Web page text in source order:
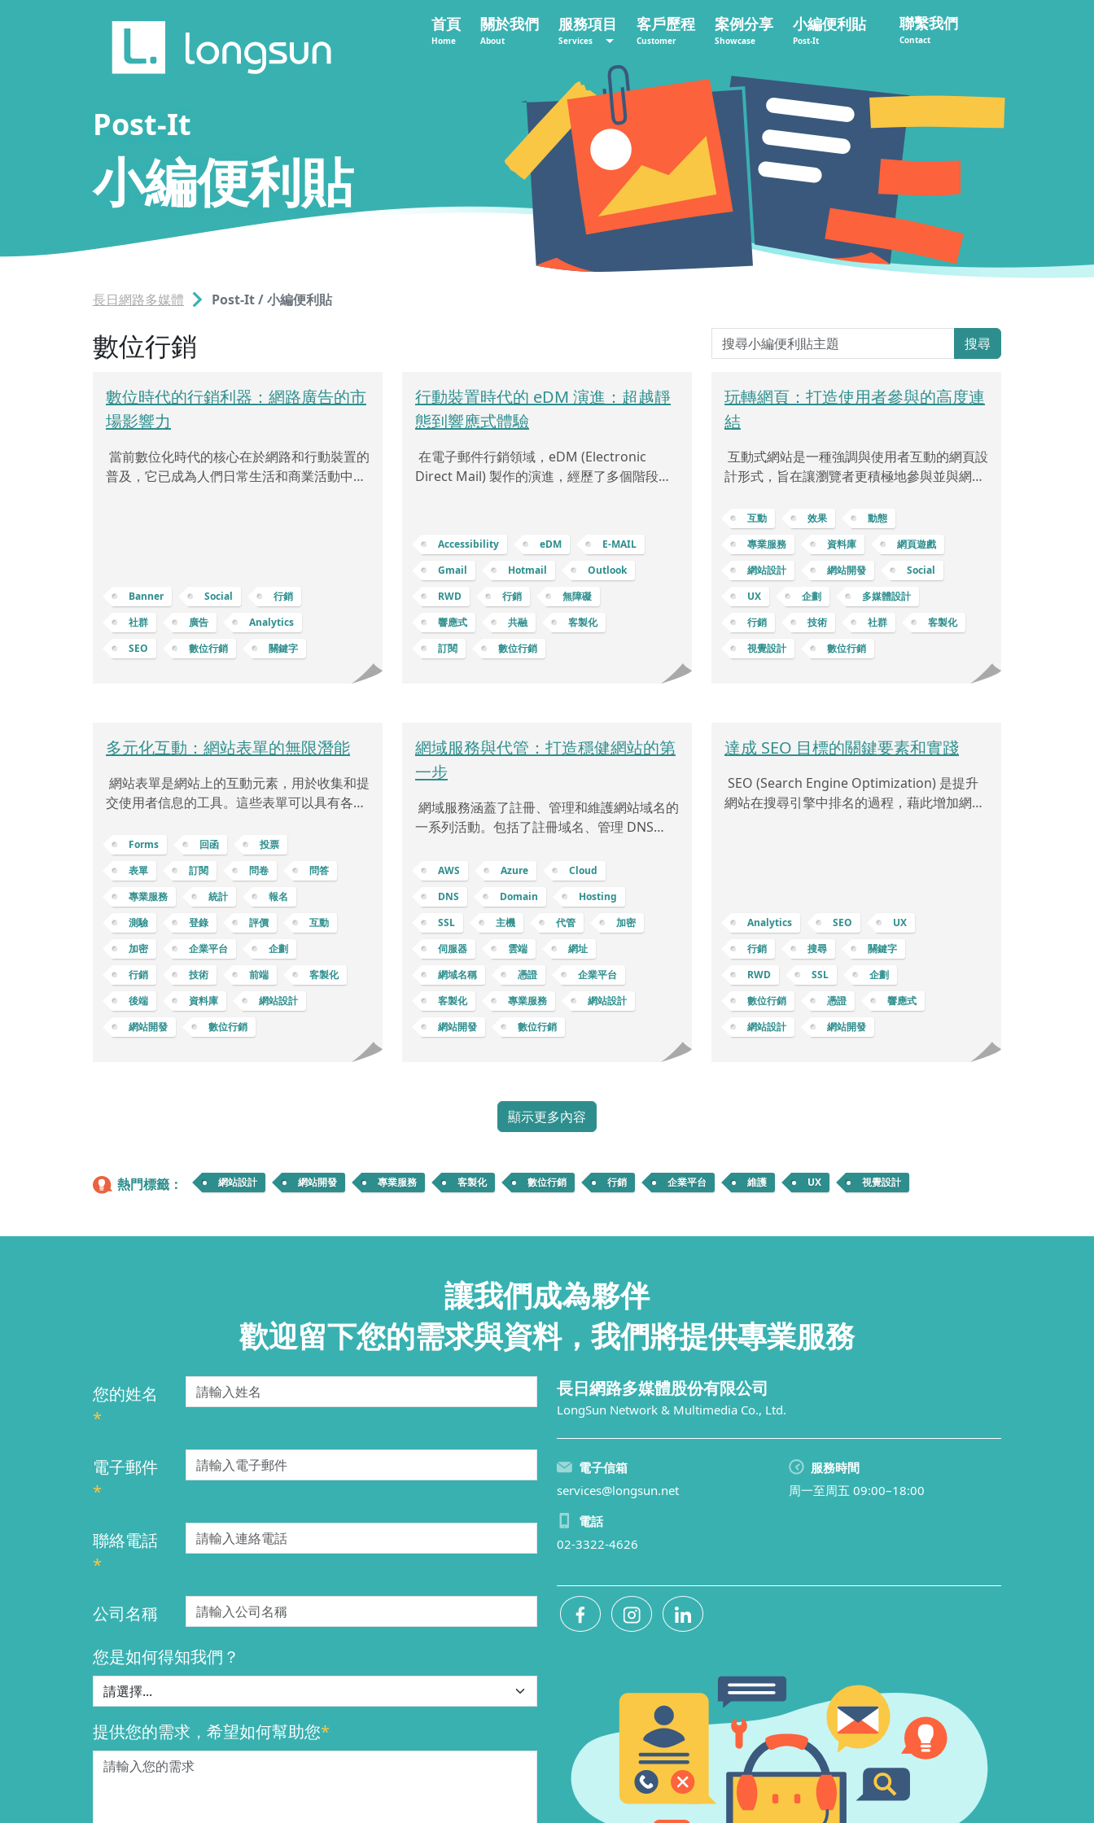
首頁
Home
關於我們
About
服務項目
Services
客戶歷程
Customer
案例分享
Showcase
小編便利貼
Post-It
聯繫我們
Contact
Post-It
小編便利貼
長日網路多媒體 Post-It / 小編便利貼
數位行銷 搜尋
數位時代的行銷利器：網路廣告的市
場影響力
當前數位化時代的核心在於網路和行動裝置的
普及，它已成為人們日常生活和商業活動中不
意味著可以在日常中將廣告直接、準確地呈現
給對其產品或服務感興趣的用戶，從而提高點
擊率和轉換率。藉由適切的網路廣告策略能夠
在短時間內增加曝光、擴大品牌知名度與客戶
基礎，甚至直接影響業績成長。因此不論是剛
Banner Social
行銷
社群
廣告
Analytics
SEO
數位行銷 關鍵字
行動裝置時代的 eDM 演進：超越靜
態到響應式體驗
在電子郵件行銷領域，eDM (Electronic
Direct Mail) 製作的演進，經歷了多個階段。
圖文化設計逐漸普及，融合豐富圖片和文字以
吸引閱讀者。隨著行動裝置成為閱讀主流，響
應式設計亦成為重要趨勢，允許內容在不同裝
置上適應性地呈現。這項技術提升了可讀性和
互動性，讓訊息在手機、平板和電腦上都能表
現出色。另外，無障礙設計也逐漸受到重視，
Accessibility eDM
E-MAIL
Gmail
Hotmail
Outlook
RWD
行銷
無障礙
響應式
共融
客製化
訂閱
數位行銷
玩轉網頁：打造使用者參與的高度連
結
互動式網站是一種強調與使用者互動的網頁設
計形式，旨在讓瀏覽者更積極地參與並與網站
將重點放在使用者體驗上，通過多種互動方式
來吸引瀏覽者，提供更豐富、更引人入勝的網
站體驗。互動式網站通常包含各種元素，比如
視覺效果、動畫、遊戲、問卷調查、使用者評
論和社群分享功能。舉例來說，網頁小遊戲是
互動式網站中的一種熱門元素。這些小遊戲能
夠與使用者互動，提供一種娛樂方式，同時加
強品牌形象或傳達特定信息。以一款簡單的互
動式小遊戲為例，假設一家企業主想要在實體
互動 效果
動態
專業服務
資料庫
網頁遊戲
網站設計
網站開發
Social
UX
企劃
多媒體設計
行銷
技術 社群
客製化
視覺設計
數位行銷
多元化互動：網站表單的無限潛能
網站表單是網站上的互動元素，用於收集和提
交使用者信息的工具。這些表單可以具有各種
動報名、回函抽獎、心理測驗等等。 訂閱表
單：用於收集使用者的電子郵件地址，以便定
期發送最新消息、特別優惠或通訊。聯絡表
單：讓訪客可以與網站管理員或業務聯絡，提
供反饋、詢問問題或索取更多資訊。評論表
單：供訪客在網站文章、產品頁面或社群媒體
上發表評論或意見。問卷調查表單：用於收集
使用者的觀點、反饋或市場調查，幫助了解使
用者需求和喜好。活動報名表單：讓人們報名
參加線上或線
Forms 回函
投票
表單
訂閱 問卷
問答
專業服務
統計
報名
測驗
登錄 評價
互動
加密
企業平台
企劃
行銷
技術 前端
客製化
後端
資料庫
網站設計
網站開發
數位行銷
網域服務與代管：打造穩健網站的第
一步
網域服務涵蓋了註冊、管理和維護網站域名的
一系列活動。包括了註冊域名、管理 DNS
有網域、以及配置 SSL (Secure Sockets
Layer) 等，下面將逐步解釋： 註冊域名：註
冊域名是指在網際網路上獨特的名稱，如
「example.com」或「mybusiness.net」。
您可以通過註冊域名服務提供商 (例如
GoDaddy、Namecheap 等) 購買域名，這通
常是每年支付費用。DNS：域名系統 (DNS) 是
AWS Azure
Cloud
DNS
Domain
Hosting
SSL
主機 代管
加密
伺服器
雲端
網址
網域名稱
憑證
企業平台
客製化
專業服務
網站設計
網站開發
數位行銷
達成 SEO 目標的關鍵要素和實踐
SEO (Search Engine Optimization) 是提升
網站在搜尋引擎中排名的過程，藉此增加網站
保選擇到關鍵字能夠真正符合目標。競爭分
析：研究競爭對手的關鍵字使用情況，了解他
們的成功之處，並找出可以超越的機會。關鍵
字生成：使用各種工具
Analytics SEO
UX
行銷
搜尋
關鍵字
RWD
SSL
企劃
數位行銷
憑證
響應式
網站設計
網站開發
顯示更多內容
熱門標籤： 網站設計 網站開發 專業服務 客製化 數位行銷 行銷 企業平台 維護 UX 視覺設計
讓我們成為夥伴
歡迎留下您的需求與資料，我們將提供專業服務
您的姓名
*
電子郵件
*
聯絡電話
*
公司名稱
您是如何得知我們？
提供您的需求，希望如何幫助您*
長日網路多媒體股份有限公司
LongSun Network & Multimedia Co., Ltd.
電子信箱
services@longsun.net
服務時間
周一至周五 09:00–18:00
電話
02-3322-4626